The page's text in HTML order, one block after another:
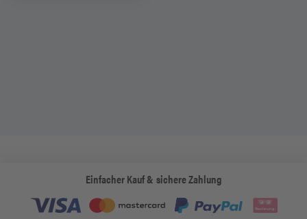
Einfacher Kauf & sichere Zahlung